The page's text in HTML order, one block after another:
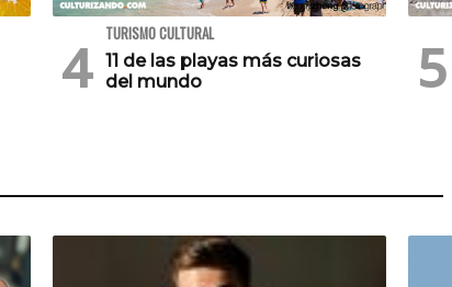
TURISMO CULTURAL
11 de las playas más curiosas
del mundo